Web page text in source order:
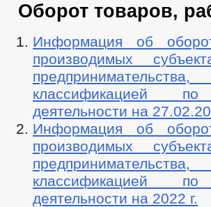
Оборот товаров,
Информация об
производимых
классификацией
деятельности на
Информация об
производимых
классификацией
деятельности на 2022 г.